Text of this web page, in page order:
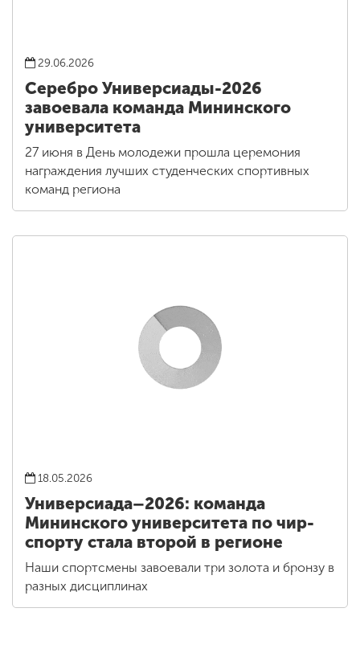
29.06.2026
Серебро Универсиады-2026
завоевала команда Мининского
университета
27 июня в День молодежи прошла церемония
награждения лучших студенческих спортивных
команд региона
18.05.2026
Универсиада–2026: команда
Мининского университета по чир-
спорту стала второй в регионе
Наши спортсмены завоевали три золота и бронзу в
разных дисциплинах